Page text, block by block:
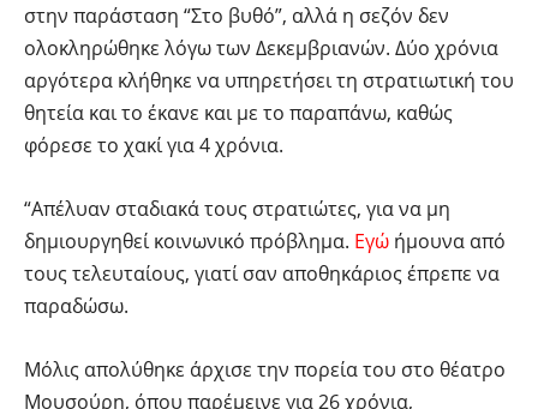
στην παράσταση “Στο βυθό”, αλλά η σεζόν δεν
ολοκληρώθηκε λόγω των Δεκεμβριανών. Δύο χρόνια
αργότερα κλήθηκε να υπηρετήσει τη στρατιωτική του
θητεία και το έκανε και με το παραπάνω, καθώς
φόρεσε το χακί για 4 χρόνια.
“Απέλυαν σταδιακά τους στρατιώτες, για να μη
δημιουργηθεί κοινωνικό πρόβλημα. Εγώ ήμουνα από
τους τελευταίους, γιατί σαν αποθηκάριος έπρεπε να
παραδώσω.
Μόλις απολύθηκε άρχισε την πορεία του στο θέατρο
Μουσούρη, όπου παρέμεινε για 26 χρόνια,